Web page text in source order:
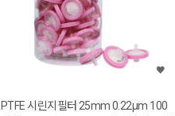
PTFE 시린지필터 25mm 0.22μm 100